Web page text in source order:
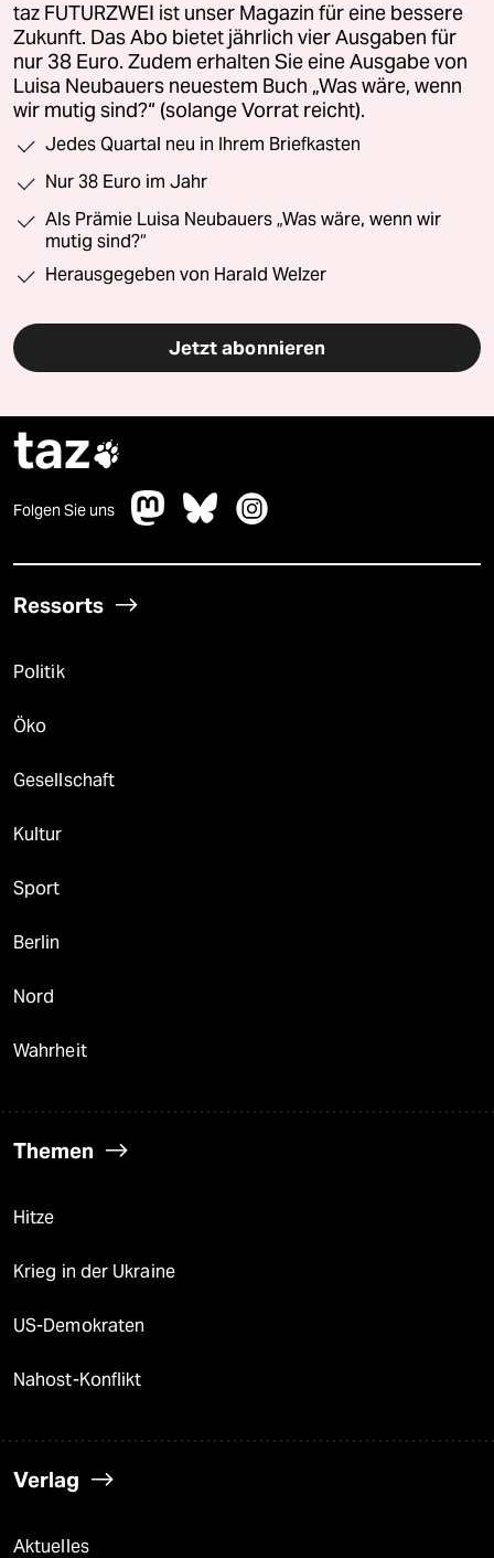
taz FUTURZWEI ist unser Magazin für eine bessere
Zukunft. Das Abo bietet jährlich vier Ausgaben für
nur 38 Euro. Zudem erhalten Sie eine Ausgabe von
Luisa Neubauers neuestem Buch „Was wäre, wenn
wir mutig sind?“ (solange Vorrat reicht).
Jedes Quartal neu in Ihrem Briefkasten
Nur 38 Euro im Jahr
Als Prämie Luisa Neubauers „Was wäre, wenn wir
mutig sind?“
Herausgegeben von Harald Welzer
Jetzt abonnieren
taz
Folgen Sie uns
Ressorts
Politik
Öko
Gesellschaft
Kultur
Sport
Berlin
Nord
Wahrheit
Themen
Hitze
Krieg in der Ukraine
US-Demokraten
Nahost-Konflikt
Verlag
Aktuelles